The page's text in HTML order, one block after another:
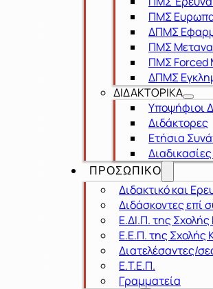
ΠΜΣ
ΔΠΜΣ
ΠΜΣ
ΠΜΣ Forced
ΔΠΜΣ
ΔΙΔΑΚΤΟΡΙΚΑ
Υποψήφιοι
Διδάκτορες
Ετήσια
ΠΡΟΣΩΠΙΚΟ
Διδακτικό και
Διδάσκοντες επί
Ε.ΔΙ.Π. της
Ε.Ε.Π. της Σχολής
Διατελέσαντες/
Ε.Τ.Ε.Π.
Γραμματεία